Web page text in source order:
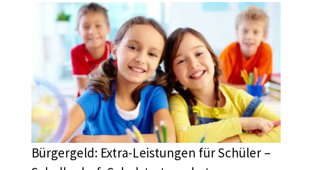
Bürgergeld: Extra-Leistungen für Schüler –